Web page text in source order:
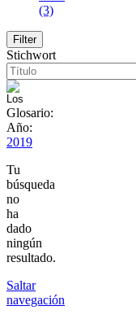
(3)
Stichwort
Glosario:
Año:
2019
Tu
búsqueda
no
ha
dado
ningún
resultado.
Saltar
navegación